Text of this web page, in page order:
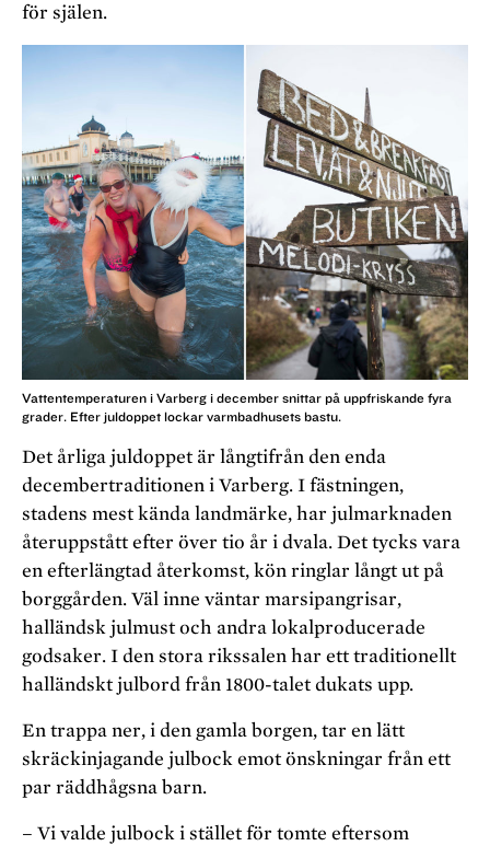
för själen.
Vattentemperaturen i Varberg i december snittar på uppfriskande fyra
grader. Efter juldoppet lockar varmbadhusets bastu.
Det årliga juldoppet är långtifrån den enda
decembertraditionen i Varberg. I fästningen,
stadens mest kända landmärke, har julmarknaden
återuppstått efter över tio år i dvala. Det tycks vara
en efterlängtad återkomst, kön ringlar långt ut på
borggården. Väl inne väntar marsipangrisar,
halländsk julmust och andra lokalproducerade
godsaker. I den stora rikssalen har ett traditionellt
halländskt julbord från 1800-talet dukats upp.
En trappa ner, i den gamla borgen, tar en lätt
skräckinjagande julbock emot önskningar från ett
par räddhågsna barn.
– Vi valde julbock i stället för tomte eftersom